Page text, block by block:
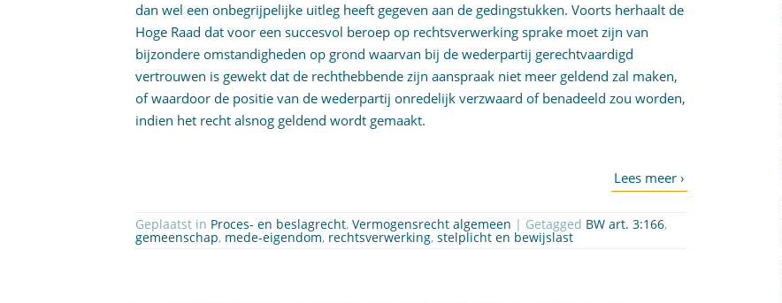
dan wel een onbegrijpelijke uitleg heeft gegeven aan de gedingstukken. Voorts herhaalt de
Hoge Raad dat voor een succesvol beroep op rechtsverwerking sprake moet zijn van
bijzondere omstandigheden op grond waarvan bij de wederpartij gerechtvaardigd
vertrouwen is gewekt dat de rechthebbende zijn aanspraak niet meer geldend zal maken,
of waardoor de positie van de wederpartij onredelijk verzwaard of benadeeld zou worden,
indien het recht alsnog geldend wordt gemaakt.
Geplaatst in Proces- en beslagrecht,Vermogensrecht algemeen | Getagged BW art. 3:166,
gemeenschap, mede-eigendom, rechtsverwerking,stelplicht en bewijslast